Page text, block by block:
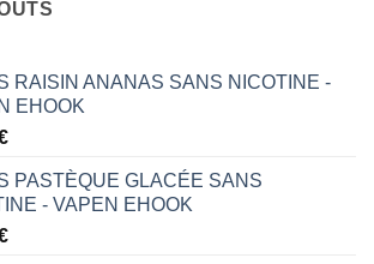
RAISIN ANANAS SANS NICOTINE -
EHOOK
PASTÈQUE GLACÉE SANS
- VAPEN EHOOK